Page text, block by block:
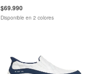
$69.990
Disponible en 2 colores